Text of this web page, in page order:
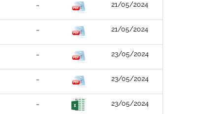
21/05/2024
21/05/2024
23/05/2024
23/05/2024
23/05/2024